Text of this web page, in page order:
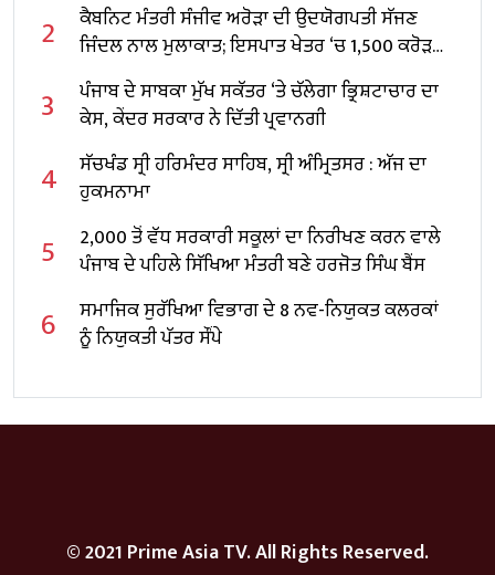
2
ਕੈਬਨਿਟ ਮੰਤਰੀ ਸੰਜੀਵ ਅਰੋੜਾ ਦੀ ਉਦਯੋਗਪਤੀ ਸੱਜਣ
ਜਿੰਦਲ ਨਾਲ ਮੁਲਾਕਾਤ; ਇਸਪਾਤ ਖੇਤਰ ‘ਚ ₹1,500 ਕਰੋੜ
ਨਿਵੇਸ਼ ਦਾ ਐਲਾਨ
3
ਪੰਜਾਬ ਦੇ ਸਾਬਕਾ ਮੁੱਖ ਸਕੱਤਰ ‘ਤੇ ਚੱਲੇਗਾ ਭ੍ਰਿਸ਼ਟਾਚਾਰ ਦਾ
ਕੇਸ, ਕੇਂਦਰ ਸਰਕਾਰ ਨੇ ਦਿੱਤੀ ਪ੍ਰਵਾਨਗੀ
4
ਸੱਚਖੰਡ ਸ੍ਰੀ ਹਰਿਮੰਦਰ ਸਾਹਿਬ, ਸ੍ਰੀ ਅੰਮ੍ਰਿਤਸਰ : ਅੱਜ ਦਾ
ਹੁਕਮਨਾਮਾ
5
2,000 ਤੋਂ ਵੱਧ ਸਰਕਾਰੀ ਸਕੂਲਾਂ ਦਾ ਨਿਰੀਖਣ ਕਰਨ ਵਾਲੇ
ਪੰਜਾਬ ਦੇ ਪਹਿਲੇ ਸਿੱਖਿਆ ਮੰਤਰੀ ਬਣੇ ਹਰਜੋਤ ਸਿੰਘ ਬੈਂਸ
6
ਸਮਾਜਿਕ ਸੁਰੱਖਿਆ ਵਿਭਾਗ ਦੇ 8 ਨਵ-ਨਿਯੁਕਤ ਕਲਰਕਾਂ
ਨੂੰ ਨਿਯੁਕਤੀ ਪੱਤਰ ਸੌਂਪੇ
© 2021 Prime Asia TV. All Rights Reserved.